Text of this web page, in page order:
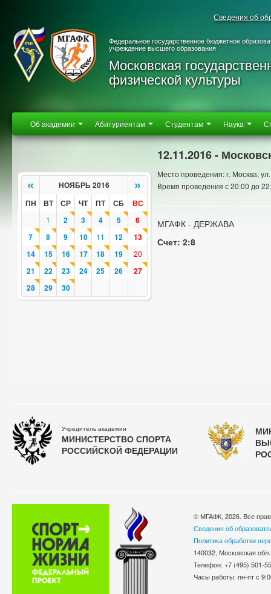
Сведения об
Федеральное государственное бюджетное
учреждение высшего образования
Московская
физической культуры
Об академии Абитуриентам Студентам Наука
« НОЯБРЬ 2016 »
ПН ВТ СР ЧТ ПТ СБ ВС
1 2 3 4 5
6
7
8 9 10 11 12
13
14
15 16 17 18 19 20
21 22 23 24 25 26
27
28
29 30
12.11.2016 -
Место проведения: г. Москва,
Время проведения с 20:00 до
МГАФК - ДЕРЖАВА
Счет: 2:8
Учредитель академии
МИНИСТЕРСТВО СПОРТА
РОССИЙСКОЙ ФЕДЕРАЦИИ
© МГАФК, 2026. Все
Сведения об
Политика обработки
140032, Московская
Телефон: +7 (495)
Часы работы: пн-пт с